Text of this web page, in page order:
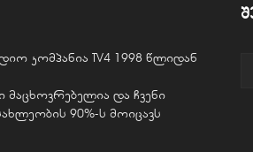
კომპანია TV4 1998 წლიდან
მაცხოვრებელია და ჩვენი
90%-ს მოიცავს